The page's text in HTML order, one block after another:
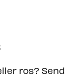
ros? Send